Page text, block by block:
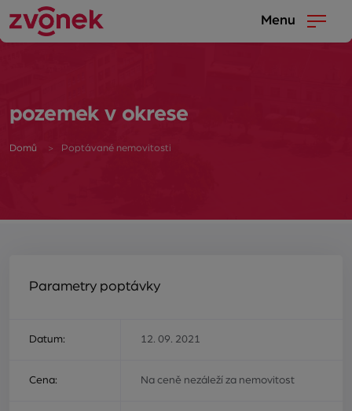
Menu
pozemek v okrese
Domů Poptávané nemovitosti
Parametry poptávky
Datum: 12. 09. 2021
Cena: Na ceně nezáleží za nemovitost